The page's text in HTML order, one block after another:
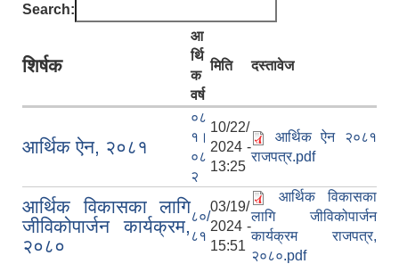
Search:
शिर्षक
आ
र्थि
क
वर्ष
मिति दस्तावेज
आर्थिक ऐन, २०८१
०८
१।
०८
२
10/22/
2024 -
13:25
आर्थिक ऐन २०८१
राजपत्र.pdf
आर्थिक विकासका लागि
जीविकोपार्जन कार्यक्रम,
२०८०
८०/
८१
03/19/
2024 -
15:51
आर्थिक विकासका
लागि जीविकोपार्जन
कार्यक्रम राजपत्र,
२०८०.pdf